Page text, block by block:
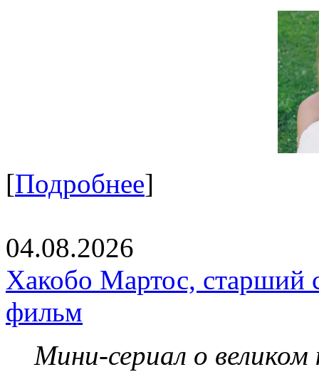
[Подробнее]
04.08.2026
Хакобо Мартос, старший
фильм
Мини-сериал о великом